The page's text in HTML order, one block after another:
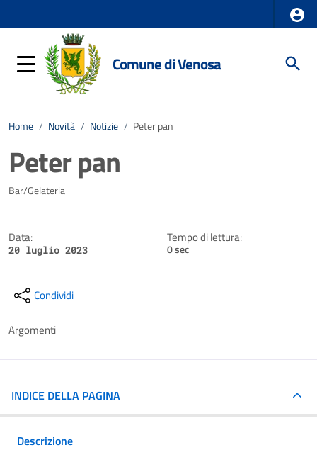
Comune di Venosa
Home / Novità / Notizie / Peter pan
Peter pan
Dettagli della notizia
Bar/Gelateria
Data:
20 luglio 2023
Tempo di lettura:
0 sec
Condividi
Argomenti
INDICE DELLA PAGINA
Descrizione